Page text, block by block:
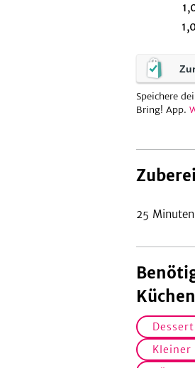
1,0
Speichere
Bring! App.
25 Minuten
Kleiner